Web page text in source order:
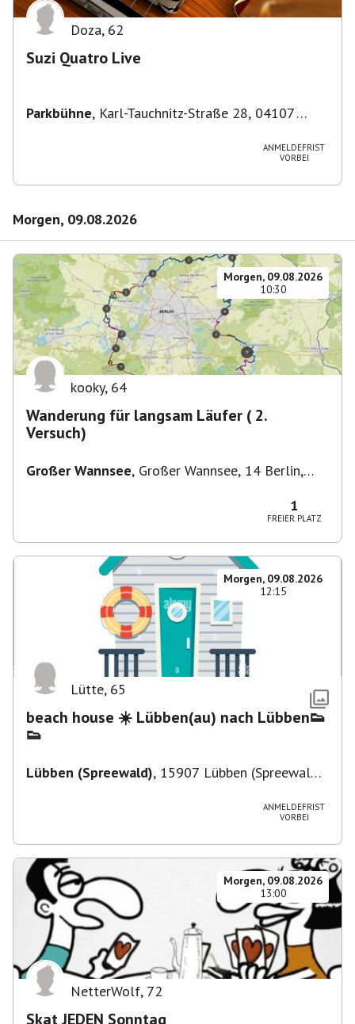
Doza, 62
Suzi Quatro Live
Parkbühne, Karl-Tauchnitz-Straße 28, 04107
ANMELDEFRIST
VORBEI
Morgen, 09.08.2026
Morgen, 09.08.2026
10:30
kooky, 64
Wanderung für langsam Läufer ( 2.
Versuch)
Großer Wannsee, Großer Wannsee, 14 Berlin,
1
FREIER PLATZ
Morgen, 09.08.2026
12:15
Lütte, 65
beach house ☀️ Lübben(au) nach Lübben👟
👟
Lübben (Spreewald), 15907 Lübben (Spreewald),
ANMELDEFRIST
VORBEI
Morgen, 09.08.2026
13:00
NetterWolf, 72
Skat JEDEN Sonntag